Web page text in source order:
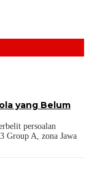
yang Belum
persoalan
Group A, zona Jawa